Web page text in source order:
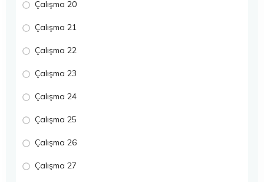
Çalışma 20
Çalışma 21
Çalışma 22
Çalışma 23
Çalışma 24
Çalışma 25
Çalışma 26
Çalışma 27